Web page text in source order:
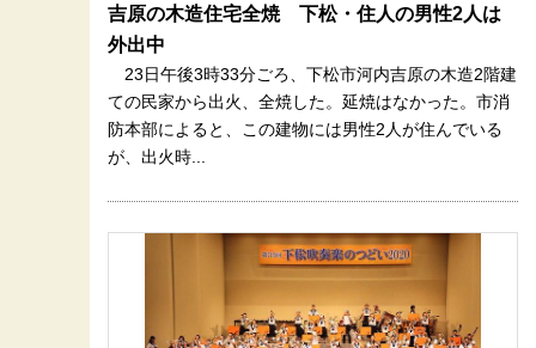
吉原の木造住宅全焼 下松・住人の男性2人は
外出中
23日午後3時33分ごろ、下松市河内吉原の木造2階建
ての民家から出火、全焼した。延焼はなかった。市消
防本部によると、この建物には男性2人が住んでいる
が、出火時...